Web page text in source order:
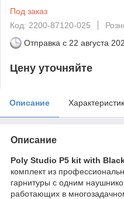
Под заказ
Код: 2200-87120-025
Отправка с 22 августа
Цену уточняйте
Описание
Описание
Poly Studio P5 kit with
комплект из
гарнитуры с одним
работающих в